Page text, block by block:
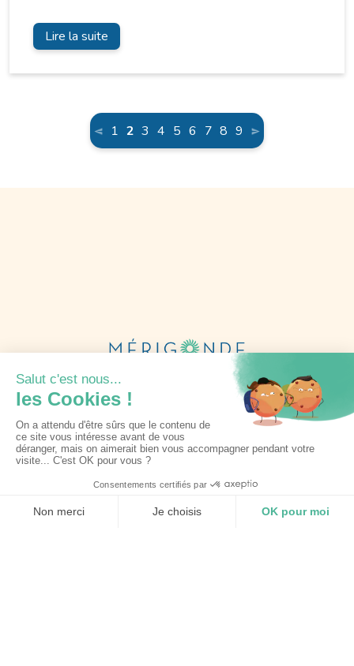
Lire la suite
1 2(current)
3 4 5 6 7 8 9
Informations complètes
9 Rue du Stade